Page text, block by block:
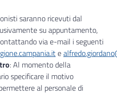
saranno ricevuti dal
su appuntamento,
via e-mail i seguenti
e
: Al momento della
specificare il motivo
al personale di